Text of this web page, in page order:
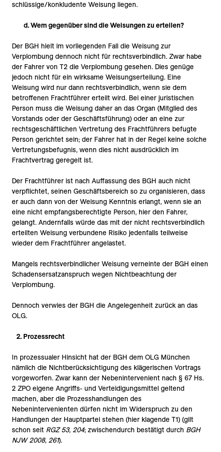
schlüssige/konkludente Weisung liegen.
d. Wem gegenüber sind die Weisungen zu erteilen?
Der BGH hielt im vorliegenden Fall die Weisung zur
Verplombung dennoch nicht für rechtsverbindlich. Zwar habe
der Fahrer von T2 die Verplombung gesehen. Dies genüge
jedoch nicht für ein wirksame Weisungserteilung. Eine
Weisung wird nur dann rechtsverbindlich, wenn sie dem
betroffenen Frachtführer erteilt wird. Bei einer juristischen
Person muss die Weisung daher an das Organ (Mitglied des
Vorstands oder der Geschäftsführung) oder an eine zur
rechtsgeschäftlichen Vertretung des Frachtführers befugte
Person gerichtet sein; der Fahrer hat in der Regel keine solche
Vertretungsbefugnis, wenn dies nicht ausdrücklich im
Frachtvertrag geregelt ist.
Der Frachtführer ist nach Auffassung des BGH auch nicht
verpflichtet, seinen Geschäftsbereich so zu organisieren, dass
er auch dann von der Weisung Kenntnis erlangt, wenn sie an
eine nicht empfangsberechtigte Person, hier den Fahrer,
gelangt. Andernfalls würde das mit der nicht rechtsverbindlich
erteilten Weisung verbundene Risiko jedenfalls teilweise
wieder dem Frachtführer angelastet.
Mangels rechtsverbindlicher Weisung verneinte der BGH einen
Schadensersatzanspruch wegen Nichtbeachtung der
Verplombung.
Dennoch verwies der BGH die Angelegenheit zurück an das
OLG.
2. Prozessrecht
In prozessualer Hinsicht hat der BGH dem OLG München
nämlich die Nichtberücksichtigung des klägerischen Vortrags
vorgeworfen. Zwar kann der Nebenintervenient nach § 67 Hs.
2 ZPO eigene Angriffs- und Verteidigungsmittel geltend
machen, aber die Prozesshandlungen des
Nebenintervenienten dürfen nicht im Widerspruch zu den
Handlungen der Hauptpartei stehen (hier klagende T1) (gilt
schon seit RGZ 53, 204; zwischendurch bestätigt durch BGH
NJW 2008, 261).